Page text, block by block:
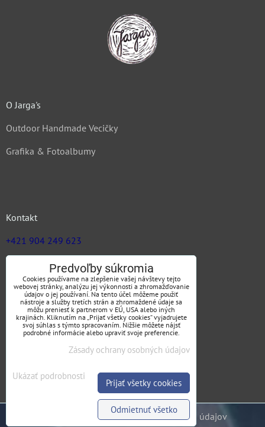
O Jarga's
Outdoor Handmade Vecičky
Grafika & Fotoalbumy
Kontakt
+421 904 249 623
zuz@jargas.sk
Obchodné podmienky
Zásady ochrany osobných údajov
Predvoľby súkromia
Cookies používame na zlepšenie vašej návštevy tejto
webovej stránky, analýzu jej výkonnosti a zhromažďovanie
údajov o jej používaní. Na tento účel môžeme použiť
nástroje a služby tretích strán a zhromaždené údaje sa
môžu preniesť k partnerom v EÚ, USA alebo iných
krajinách. Kliknutím na „Prijať všetky cookies“ vyjadrujete
svoj súhlas s týmto spracovaním. Nižšie môžete nájsť
podrobné informácie alebo upraviť svoje preferencie.
Zásady ochrany osobných údajov
Ukázať podrobnosti
Prijať všetky cookies
Odmietnuť všetko